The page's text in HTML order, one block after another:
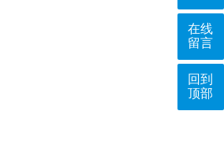
在线
留言
回到
顶部